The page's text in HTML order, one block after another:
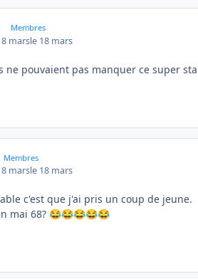
Membres
marsle 18 mars
ne pouvaient pas manquer ce super
Membres
marsle 18 mars
c'est que j'ai pris un coup de jeune.
mai 68? 😂😂😂😂😂